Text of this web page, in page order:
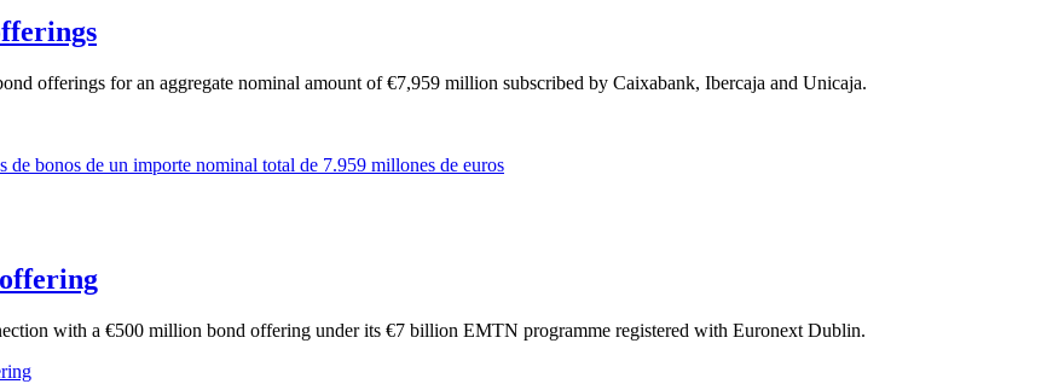
offerings for an aggregate nominal amount of €7,959 million subscribed by Caixabank, Ibercaja and Unicaja.
bonos de un importe nominal total de 7.959 millones de euros
with a €500 million bond offering under its €7 billion EMTN programme registered with Euronext Dublin.